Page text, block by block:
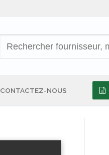
CONTACTEZ-NOUS